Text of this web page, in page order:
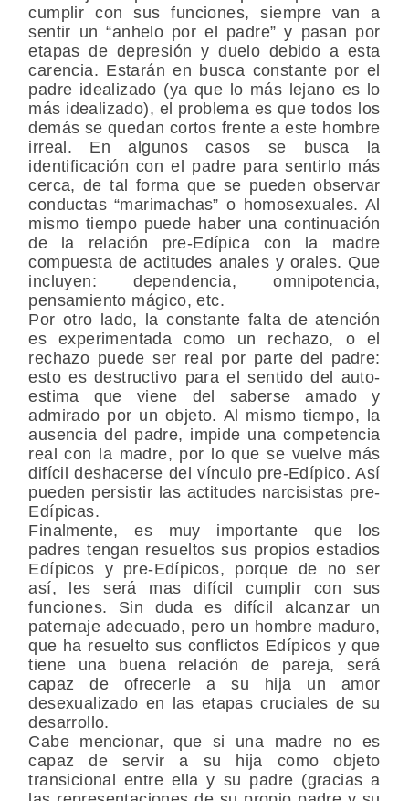
cumplir con sus funciones, siempre van a
sentir un “anhelo por el padre” y pasan por
etapas de depresión y duelo debido a esta
carencia. Estarán en busca constante por el
padre idealizado (ya que lo más lejano es lo
más idealizado), el problema es que todos los
demás se quedan cortos frente a este hombre
irreal. En algunos casos se busca la
identificación con el padre para sentirlo más
cerca, de tal forma que se pueden observar
conductas “marimachas” o homosexuales. Al
mismo tiempo puede haber una continuación
de la relación pre-Edípica con la madre
compuesta de actitudes anales y orales. Que
incluyen: dependencia, omnipotencia,
pensamiento mágico, etc.
Por otro lado, la constante falta de atención
es experimentada como un rechazo, o el
rechazo puede ser real por parte del padre:
esto es destructivo para el sentido del auto-
estima que viene del saberse amado y
admirado por un objeto. Al mismo tiempo, la
ausencia del padre, impide una competencia
real con la madre, por lo que se vuelve más
difícil deshacerse del vínculo pre-Edípico. Así
pueden persistir las actitudes narcisistas pre-
Edípicas.
Finalmente, es muy importante que los
padres tengan resueltos sus propios estadios
Edípicos y pre-Edípicos, porque de no ser
así, les será mas difícil cumplir con sus
funciones. Sin duda es difícil alcanzar un
paternaje adecuado, pero un hombre maduro,
que ha resuelto sus conflictos Edípicos y que
tiene una buena relación de pareja, será
capaz de ofrecerle a su hija un amor
desexualizado en las etapas cruciales de su
desarrollo.
Cabe mencionar, que si una madre no es
capaz de servir a su hija como objeto
transicional entre ella y su padre (gracias a